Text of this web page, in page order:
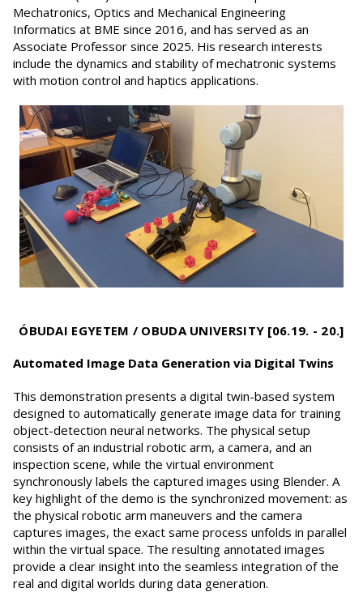
Mechatronics, Optics and Mechanical Engineering
Informatics at BME since 2016, and has served as an
Associate Professor since 2025. His research interests
include the dynamics and stability of mechatronic systems
with motion control and haptics applications.
ÓBUDAI EGYETEM / OBUDA UNIVERSITY [06.19. - 20.]
Automated Image Data Generation via Digital Twins
This demonstration presents a digital twin-based system
designed to automatically generate image data for training
object-detection neural networks. The physical setup
consists of an industrial robotic arm, a camera, and an
inspection scene, while the virtual environment
synchronously labels the captured images using Blender. A
key highlight of the demo is the synchronized movement: as
the physical robotic arm maneuvers and the camera
captures images, the exact same process unfolds in parallel
within the virtual space. The resulting annotated images
provide a clear insight into the seamless integration of the
real and digital worlds during data generation.